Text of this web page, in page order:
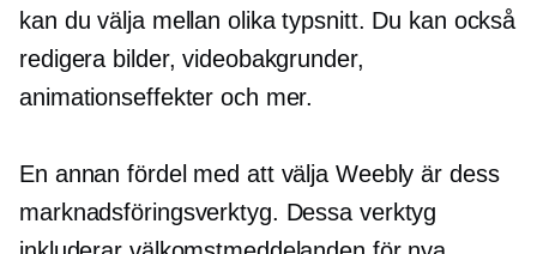
kan du välja mellan olika typsnitt. Du kan också
redigera bilder, videobakgrunder,
animationseffekter och mer.
En annan fördel med att välja Weebly är dess
marknadsföringsverktyg. Dessa verktyg